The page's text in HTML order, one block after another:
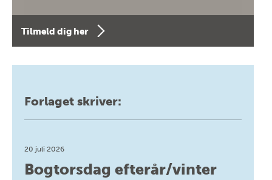
Tilmeld dig her
Forlaget skriver:
20 juli 2026
Bogtorsdag efterår/vinter